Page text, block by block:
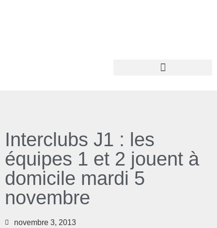
Interclubs J1 : les
équipes 1 et 2 jouent à
domicile mardi 5
novembre
novembre 3, 2013